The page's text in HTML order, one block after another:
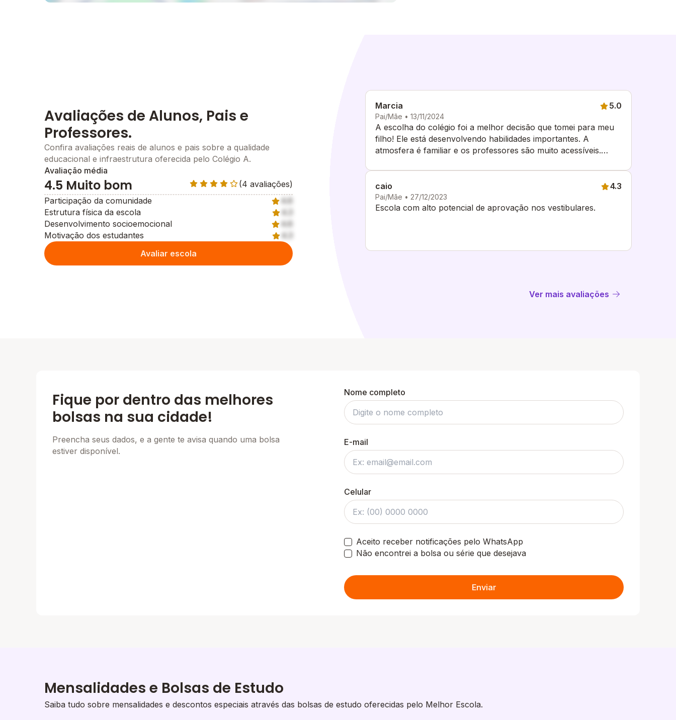
Avaliações de Alunos, Pais e
Professores.
Confira avaliações reais de alunos e pais sobre a qualidade
educacional e infraestrutura oferecida pelo Colégio A.
Avaliação média
4.5 Muito bom
(4 avaliações)
Participação da comunidade
4.6
Estrutura física da escola
4.3
Desenvolvimento socioemocional
4.6
Motivação dos estudantes
4.3
Avaliar escola
Marcia
Pai/Mãe • 13/11/2024
5.0
A escolha do colégio foi a melhor decisão que tomei para meu
filho! Ele está desenvolvendo habilidades importantes. A
atmosfera é familiar e os professores são muito acessíveis.
caio
Pai/Mãe • 27/12/2023
4.3
Escola com alto potencial de aprovação nos vestibulares.
Ver mais avaliações
Fique por dentro das melhores
bolsas na sua cidade!
Preencha seus dados, e a gente te avisa quando uma bolsa
estiver disponível.
Nome completo
E-mail
Celular
Aceito receber notificações pelo WhatsApp
Não encontrei a bolsa ou série que desejava
Enviar
Mensalidades e Bolsas de Estudo
Saiba tudo sobre mensalidades e descontos especiais através das bolsas de estudo oferecidas pelo Melhor Escola.